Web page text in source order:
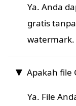
Ya. Anda
gratis
watermark.
Apakah file
Ya. File